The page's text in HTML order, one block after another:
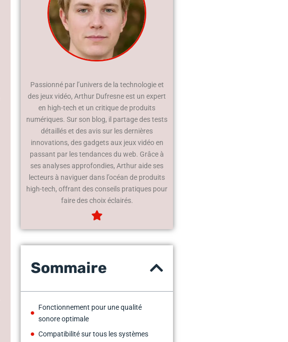
Passionné par l’univers de la technologie et
des jeux vidéo, Arthur Dufresne est un expert
en high-tech et un critique de produits
numériques. Sur son blog, il partage des tests
détaillés et des avis sur les dernières
innovations, des gadgets aux jeux vidéo en
passant par les tendances du web. Grâce à
ses analyses approfondies, Arthur aide ses
lecteurs à naviguer dans l’océan de produits
high-tech, offrant des conseils pratiques pour
faire des choix éclairés.
Sommaire
Fonctionnement pour une qualité
sonore optimale
Compatibilité sur tous les systèmes